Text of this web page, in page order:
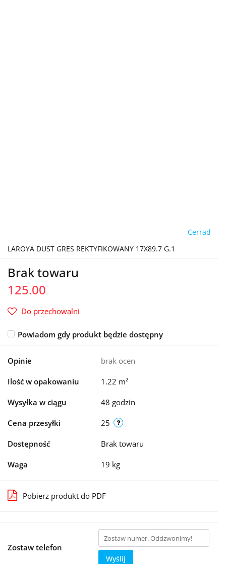
Cerrad
LAROYA DUST GRES REKTYFIKOWANY 17X89.7 G.1
Brak towaru
125.00
Do przechowalni
Powiadom gdy produkt będzie dostępny
Opinie brak ocen
Ilość w opakowaniu 1.22 m²
Wysyłka w ciągu 48 godzin
Cena przesyłki 25
Dostępność Brak towaru
Waga 19 kg
Pobierz produkt do PDF
Zostaw telefon
Wyślij